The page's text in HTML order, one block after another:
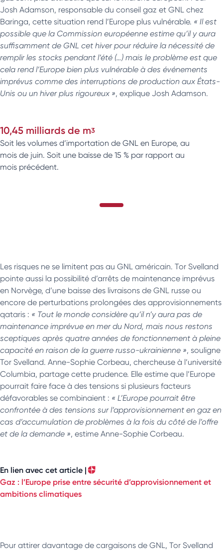
Josh Adamson, responsable du conseil gaz et GNL chez
Baringa, cette situation rend l’Europe plus vulnérable. « Il est
possible que la Commission européenne estime qu’il y aura
suffisamment de GNL cet hiver pour réduire la nécessité de
remplir les stocks pendant l’été (…) mais le problème est que
cela rend l’Europe bien plus vulnérable à des événements
imprévus comme des interruptions de production aux États-
Unis ou un hiver plus rigoureux », explique Josh Adamson.
10,45 milliards de mᶾ
Soit les volumes d’importation de GNL en Europe, au
mois de juin. Soit une baisse de 15 % par rapport au
mois précédent.
Les risques ne se limitent pas au GNL américain. Tor Svelland
pointe aussi la possibilité d’arrêts de maintenance imprévus
en Norvège, d’une baisse des livraisons de GNL russe ou
encore de perturbations prolongées des approvisionnements
qataris : « Tout le monde considère qu’il n’y aura pas de
maintenance imprévue en mer du Nord, mais nous restons
sceptiques après quatre années de fonctionnement à pleine
capacité en raison de la guerre russo-ukrainienne », souligne
Tor Svelland. Anne-Sophie Corbeau, chercheuse à l’université
Columbia, partage cette prudence. Elle estime que l’Europe
pourrait faire face à des tensions si plusieurs facteurs
défavorables se combinaient : « L’Europe pourrait être
confrontée à des tensions sur l’approvisionnement en gaz en
cas d’accumulation de problèmes à la fois du côté de l’offre
et de la demande », estime Anne-Sophie Corbeau.
En lien avec cet article |
Gaz : l’Europe prise entre sécurité d’approvisionnement et
ambitions climatiques
Pour attirer davantage de cargaisons de GNL, Tor Svelland